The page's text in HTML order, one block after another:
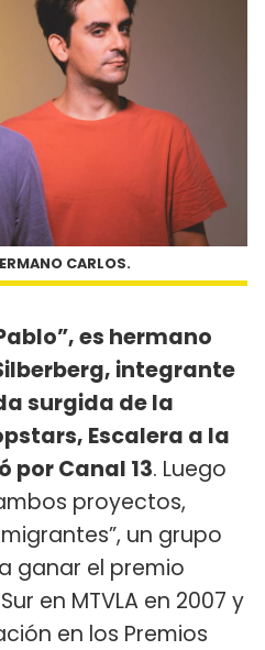
CARLOS.
es hermano
integrante
surgida de la
Escalera a la
por Canal 13. Luego
proyectos,
un grupo
ganar el premio
en MTVLA en 2007 y
en los Premios